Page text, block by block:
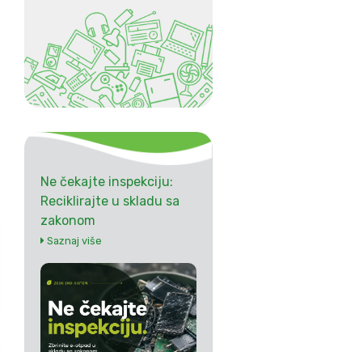
Ne čekajte inspekciju:
Reciklirajte u skladu sa
zakonom
Saznaj više